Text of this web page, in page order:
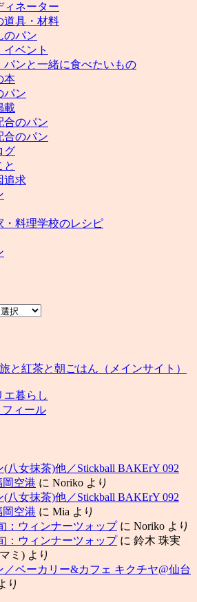
ィネーター
道具・材料
のパン
ベント
パンと一緒に食べたいもの
本
パン
載
合のパン
合のパン
グ
と
追求
・料理学校のレシピ
と紅茶と朝ごはん（メインサイト）
エ暮らし
ィール
(八女抹茶)他／Stickball BAKErY 092
岡空港 に Noriko より
(八女抹茶)他／Stickball BAKErY 092
岡空港 に Mia より
：ウィンナーツォップに Noriko より
：ウィンナーツォップに 鈴木 珠実
ミ) より
／ベーカリー&カフェ キクチヤ@仙台
り